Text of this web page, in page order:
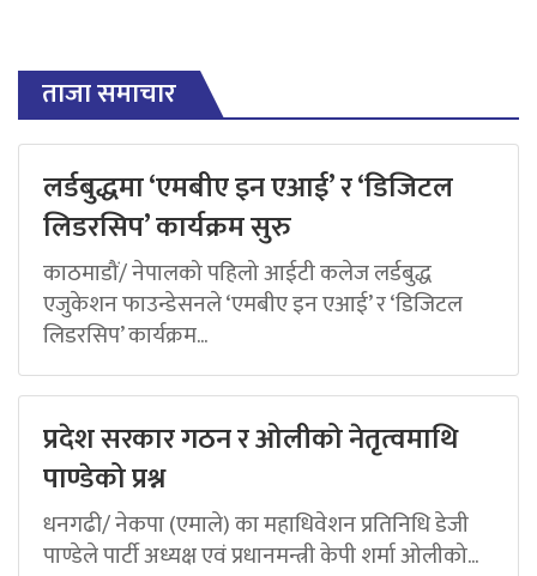
ताजा समाचार
लर्डबुद्धमा ‘एमबीए इन एआई’ र ‘डिजिटल
लिडरसिप’ कार्यक्रम सुरु
काठमाडौं/ नेपालको पहिलो आईटी कलेज लर्डबुद्ध
एजुकेशन फाउन्डेसनले ‘एमबीए इन एआई’ र ‘डिजिटल
लिडरसिप’ कार्यक्रम...
प्रदेश सरकार गठन र ओलीको नेतृत्वमाथि
पाण्डेको प्रश्न
धनगढी/ नेकपा (एमाले) का महाधिवेशन प्रतिनिधि डेजी
पाण्डेले पार्टी अध्यक्ष एवं प्रधानमन्त्री केपी शर्मा ओलीको...